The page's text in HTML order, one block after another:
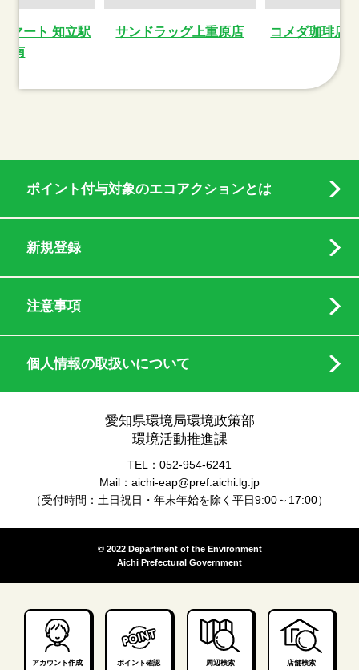
マート 知立駅
南
サンドラッグ上重原店 コメダ珈琲店
ポイント付与対象のエコアクションとは
新規登録
注意事項
個人情報の取扱いについて
愛知県環境局環境政策部
環境活動推進課
TEL：052-954-6241
Mail：aichi-eap@pref.aichi.lg.jp
（受付時間：土日祝日・年末年始を除く平日9:00～17:00）
© 2022 Department of the Environment
Aichi Prefectural Government
アカウント作成 ポイント確認 周辺検索 店舗検索